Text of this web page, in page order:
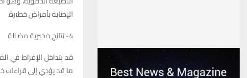
الإصابة بأمراض خطيرة.
4- نتائج مخبرية مضللة
قد يتداخل الإفراط في
ما قد يؤدي إلى قراءات